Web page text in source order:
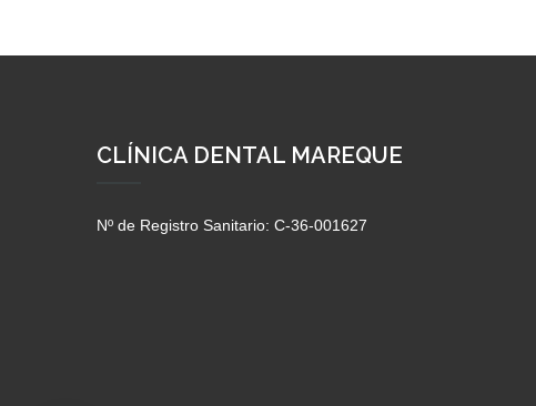
CLÍNICA DENTAL MAREQUE
Nº de Registro Sanitario: C-36-001627